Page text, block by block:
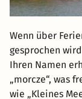
Wenn über
gesprochen
Ihren Namen
„morcze“, was
wie „Kleines